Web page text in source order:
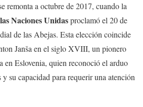
remonta a octubre de 2017, cuando la
Naciones Unidasproclamó el 20 de
de las Abejas. Esta elección coincide
Janša en el siglo XVIII, un pionero
en Eslovenia, quien reconoció el arduo
y su capacidad para requerir una atención